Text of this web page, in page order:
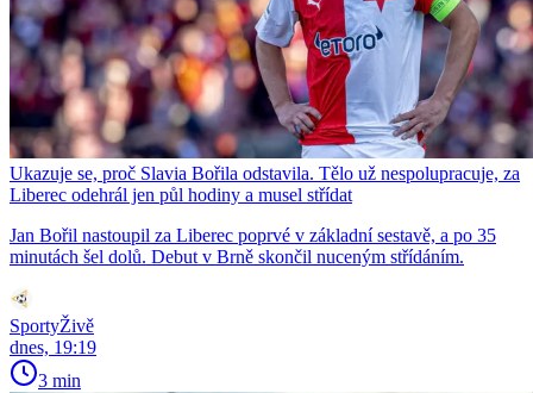
Ukazuje se, proč Slavia Bořila odstavila. Tělo už nespolupracuje, za
Liberec odehrál jen půl hodiny a musel střídat
Jan Bořil nastoupil za Liberec poprvé v základní sestavě, a po 35
minutách šel dolů. Debut v Brně skončil nuceným střídáním.
SportyŽivě
dnes, 19:19
3 min